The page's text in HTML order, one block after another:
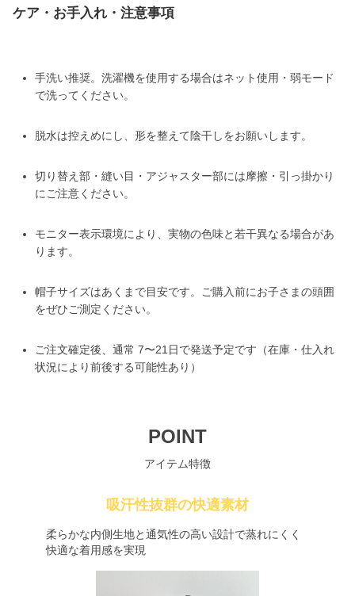
ケア・お手入れ・注意事項
手洗い推奨。洗濯機を使用する場合はネット使用・弱モード
で洗ってください。
脱水は控えめにし、形を整えて陰干しをお願いします。
切り替え部・縫い目・アジャスター部には摩擦・引っ掛かり
にご注意ください。
モニター表示環境により、実物の色味と若干異なる場合があ
ります。
帽子サイズはあくまで目安です。ご購入前にお子さまの頭囲
をぜひご測定ください。
ご注文確定後、通常 7〜21日で発送予定です（在庫・仕入れ
状況により前後する可能性あり）
POINT
アイテム特徴
吸汗性抜群の快適素材
柔らかな内側生地と通気性の高い設計で蒸れにくく
快適な着用感を実現